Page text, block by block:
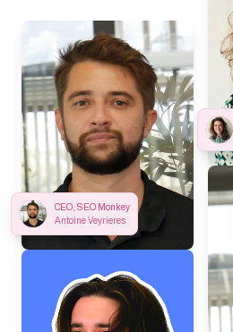
CEO, SEO Monkey
Antoine Veyrieres